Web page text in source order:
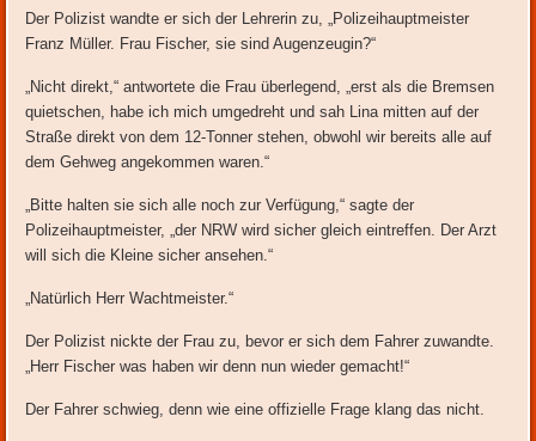
Der Polizist wandte er sich der Lehrerin zu, „Polizeihauptmeister
Franz Müller. Frau Fischer, sie sind Augenzeugin?“
„Nicht direkt,“ antwortete die Frau überlegend, „erst als die Bremsen
quietschen, habe ich mich umgedreht und sah Lina mitten auf der
Straße direkt von dem 12-Tonner stehen, obwohl wir bereits alle auf
dem Gehweg angekommen waren.“
„Bitte halten sie sich alle noch zur Verfügung,“ sagte der
Polizeihauptmeister, „der NRW wird sicher gleich eintreffen. Der Arzt
will sich die Kleine sicher ansehen.“
„Natürlich Herr Wachtmeister.“
Der Polizist nickte der Frau zu, bevor er sich dem Fahrer zuwandte.
„Herr Fischer was haben wir denn nun wieder gemacht!“
Der Fahrer schwieg, denn wie eine offizielle Frage klang das nicht.